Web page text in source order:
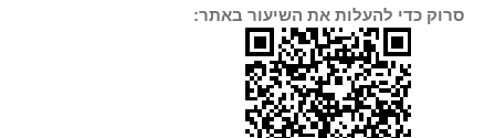
סרוק כדי להעלות את השיעור באתר: